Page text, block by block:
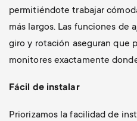
permitiéndote trabajar
más largos. Las funciones de
giro y rotación aseguran que
monitores exactamente
Fácil de instalar
Priorizamos la facilidad de